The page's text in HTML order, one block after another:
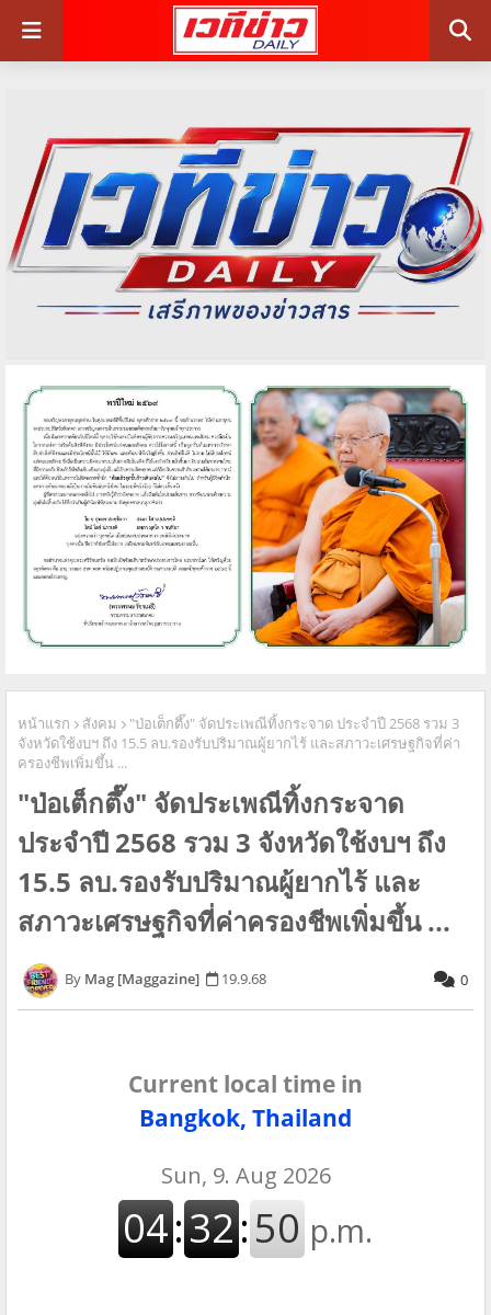
หน้าแรก สังคม
"ป่อเต็กตึ๊ง" จัดประเพณีทิ้งกระจาด ประจำปี 2568 รวม 3
จังหวัดใช้งบฯ ถึง 15.5 ลบ.รองรับปริมาณผู้ยากไร้ และสภาวะเศรษฐกิจที่ค่า
ครองชีพเพิ่มขึ้น ...
"ป่อเต็กตึ๊ง" จัดประเพณีทิ้งกระจาด
ประจำปี 2568 รวม 3 จังหวัดใช้งบฯ ถึง
15.5 ลบ.รองรับปริมาณผู้ยากไร้ และ
สภาวะเศรษฐกิจที่ค่าครองชีพเพิ่มขึ้น ...
Mag [Maggazine] 19.9.68 0
Current local time in
Bangkok, Thailand